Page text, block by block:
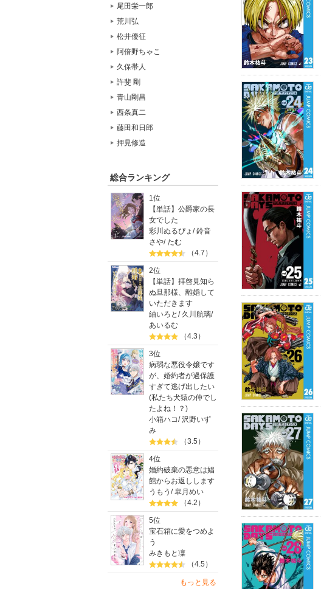
尾田栄一郎
荒川弘
松井優征
阿倍野ちゃこ
久保帯人
許斐 剛
青山剛昌
西条真二
藤田和日郎
押見修造
総合ランキング
1位
【単話】公爵家の長
女でした
彩川ぬるぴょ /鈴音
さや/たむ
（4.7）
2位
【単話】拝啓見知ら
ぬ旦那様、離婚して
いただきます
紬いろと / 久川航璃/
あいるむ
（4.3）
3位
病弱な悪役令嬢です
が、婚約者が過保護
すぎて逃げ出したい
(私たち犬猿の仲でし
たよね！？)
小箱ハコ/沢野いず
み
（3.5）
4位
婚約破棄の悪意は娼
館からお返しします
うもう /皐月めい
（4.2）
5位
宝石箱に愛をつめよ
う
みきもと凜
（4.5）
もっと見る